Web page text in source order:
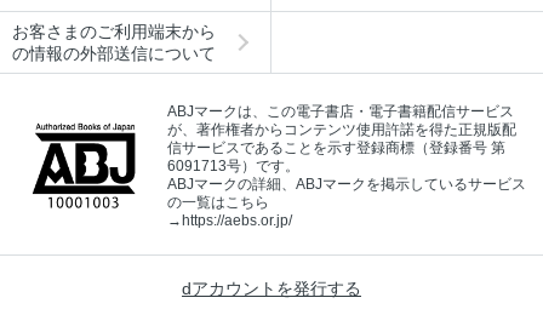
お客さまのご利用端末から
の情報の外部送信について
ABJマークは、この電子書店・電子書籍配信サービス
が、著作権者からコンテンツ使用許諾を得た正規版配
信サービスであることを示す登録商標（登録番号 第
6091713号）です。
ABJマークの詳細、ABJマークを掲示しているサービス
の一覧はこちら
→https://aebs.or.jp/
dアカウントを発行する